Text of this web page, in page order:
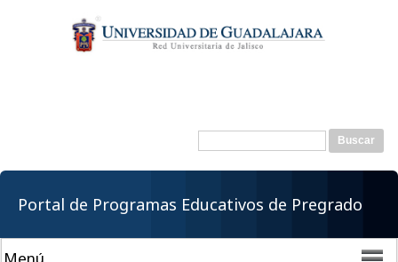
contenido
principal
Formulario de
Buscar
Portal de Programas Educativos de Pregrado